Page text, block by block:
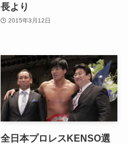
長より
2015年3月12日
全日本プロレスKENSO選